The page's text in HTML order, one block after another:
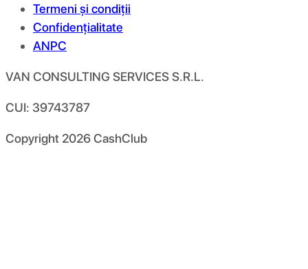
Termeni și condiții
Confidențialitate
ANPC
VAN CONSULTING SERVICES S.R.L.
CUI: 39743787
Copyright 2026CashClub